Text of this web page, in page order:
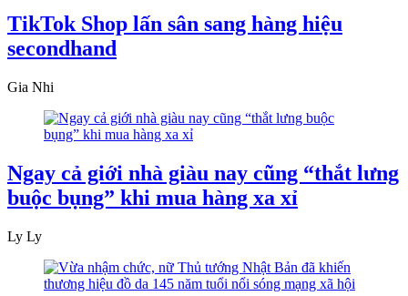
TikTok Shop lấn sân sang hàng hiệu
secondhand
Gia Nhi
Ngay cả giới nhà giàu nay cũng “thắt lưng
buộc bụng” khi mua hàng xa xỉ
Ly Ly